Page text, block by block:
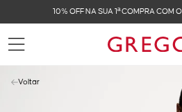
FRETE
Voltar